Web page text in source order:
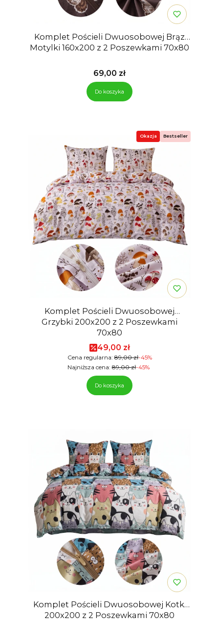
Komplet Pościeli Dwuosobowej Brąz
Motylki 160x200 z 2 Poszewkami 70x80
Cena
69,00 zł
Do koszyka
Okazja Bestseller
Komplet Pościeli Dwuosobowej
Grzybki 200x200 z 2 Poszewkami
70x80
Cena promocyjna
49,00 zł
Cena regularna: 89,00 zł-45%
Najniższa cena: 89,00 zł-45%
Do koszyka
Komplet Pościeli Dwuosobowej Kotki
200x200 z 2 Poszewkami 70x80